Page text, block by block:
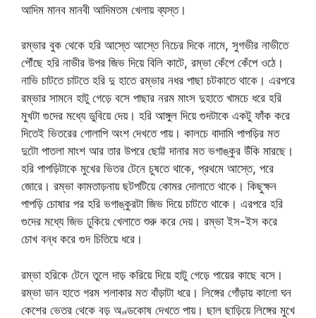
আদিম মানব মানবী আদিমতম খেলায় ব্যস্ত।
রম্ভার বুক থেকে হরি আস্তে আস্তে নিচের দিকে নামে, সুগভীর নাভীতে
পৌঁছে হরি নাভীর উপর জিভ দিয়ে বিলি কাটে, রম্ভা কেঁপে কেঁপে ওঠে।
নাভি চাটতে চাটতে হরি দু হাতে রম্ভার নধর পাছা চটকাতে থাকে। এরপরে
রম্ভার সামনে হাটু গেড়ে বসে পাছার নরম মাংস দুহাতে খামচে ধরে হরি
মুখটা গুদের মধ্যে ডুবিয়ে দেয়। হরি আঙ্গুল দিয়ে গুদটাকে একটু ফাঁক করে
দিতেই ভিতরের গোলাপি অংশ দেখতে পায়। কালচে বাদামি পাপড়ির মত
দুটো পাতলা মাংশ আর তার উপরে ছোট্ট দানার মত ভগাঙ্কুর উঁকি মারছে।
হরি পাপড়িটাকে মুখের ভিতর টেনে চুষতে থাকে, প্রথমে আস্তে, পরে
জোরে। রম্ভা কামতাড়নায় ছটপটিয়ে কোমর দোলাতে থাকে। কিছুক্ষন
পাপড়ি চোষার পর হরি ভগাঙ্কুরটা জিভ দিয়ে চাটতে থাকে। এরপরে হরি
গুদের মধ্যে জিভ ঢুকিয়ে খেলাতে শুরু করে দেয়। রম্ভা ইস-ইস করে
চোখ বন্ধ করে গুদ চিতিয়ে ধরে।
রম্ভা হরিকে টেনে তুলে দাড় করিয়ে দিয়ে হাটু গেড়ে পায়ের কাছে বসে।
রম্ভা ডান হাতে গরম শলাকার মত বাঁড়াটা ধরে। লিঙ্গের গোঁড়ায় কালো ঘন
কেশের ভেতর থেকে বড় অণ্ডকোষ দেখতে পায়। ছাল ছাড়িয়ে লিঙ্গের মুখে